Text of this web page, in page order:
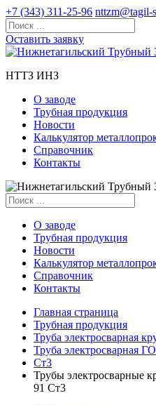
+7 (343) 311-25-96 nttzm@tagil-
Оставить заявку
НТТЗ ИНЗ
О заводе
Трубная продукция
Новости
Калькулятор
Справочник
Контакты
О заводе
Трубная продукция
Новости
Калькулятор
Справочник
Контакты
Главная страница
Трубная продукция
Труба электросварная
Труба электросварная
Ст3
Трубы электросварные
91 Ст3